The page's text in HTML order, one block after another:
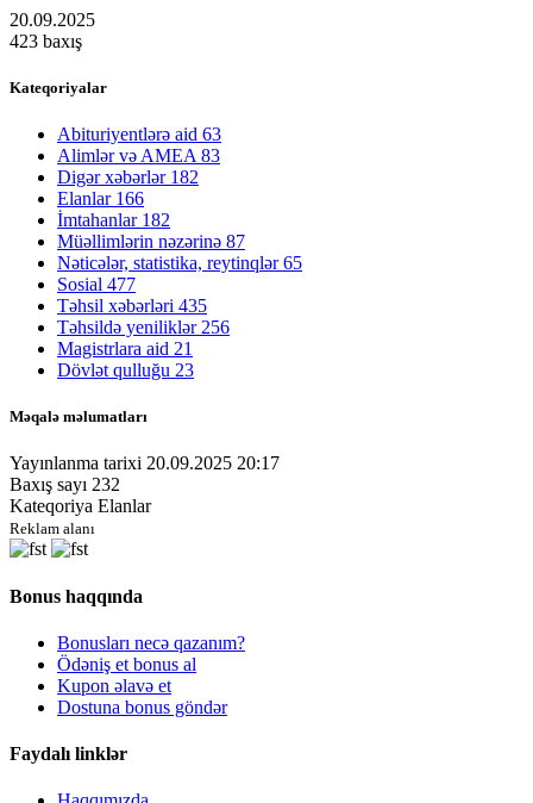
20.09.2025
423 baxış
Kateqoriyalar
Abituriyentlərə aid 63
Alimlər və AMEA 83
Digər xəbərlər 182
Elanlar 166
İmtahanlar 182
Müəllimlərin nəzərinə 87
Nəticələr, statistika, reytinqlər65
Sosial 477
Təhsil xəbərləri 435
Təhsildə yeniliklər 256
Magistrlara aid 21
Dövlət qulluğu 23
Məqalə məlumatları
Yayınlanma tarixi 20.09.2025 20:17
Baxış sayı 232
Kateqoriya Elanlar
Reklam alanı
Bonus haqqında
Bonusları necə qazanım?
Ödəniş et bonus al
Kupon əlavə et
Dostuna bonus göndər
Faydalı linklər